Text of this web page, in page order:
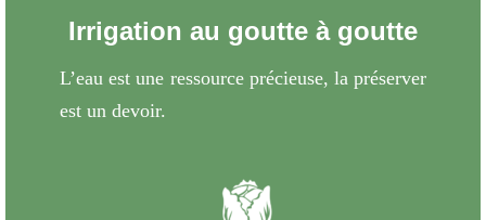
Irrigation au goutte à goutte
L’eau est une ressource précieuse, la préserver
est un devoir.